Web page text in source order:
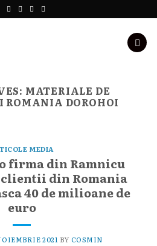
MATERIALE DE
ROMANIA DOROHOI
MEDIA
firma din Ramnicu
clientii din Romania
40 de milioane de
euro
2021 BY COSMIN